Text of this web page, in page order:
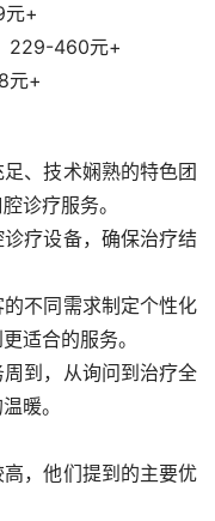
元+
229-460元+
元+
、技术娴熟的特色团
诊疗服务。
疗设备，确保治疗结
不同需求制定个性化
适合的服务。
到，从询问到治疗全
暖。
，他们提到的主要优